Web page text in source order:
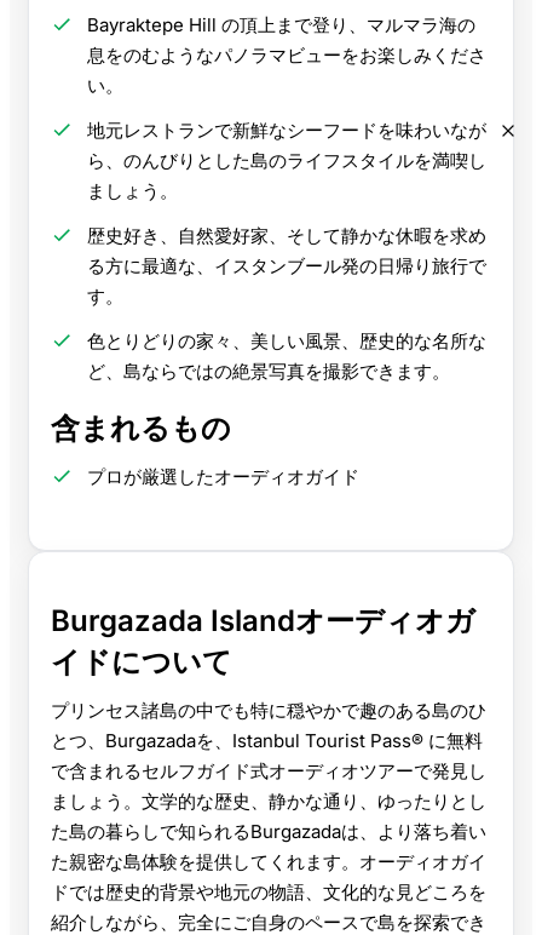
Bayraktepe Hill の頂上まで登り、マルマラ海の
息をのむようなパノラマビューをお楽しみくださ
い。
地元レストランで新鮮なシーフードを味わいなが
ら、のんびりとした島のライフスタイルを満喫し
ましょう。
歴史好き、自然愛好家、そして静かな休暇を求め
る方に最適な、イスタンブール発の日帰り旅行で
す。
色とりどりの家々、美しい風景、歴史的な名所な
ど、島ならではの絶景写真を撮影できます。
含まれるもの
プロが厳選したオーディオガイド
Burgazada Islandオーディオガ
イドについて
プリンセス諸島の中でも特に穏やかで趣のある島のひ
とつ、Burgazadaを、Istanbul Tourist Pass® に無料
で含まれるセルフガイド式オーディオツアーで発見し
ましょう。文学的な歴史、静かな通り、ゆったりとし
た島の暮らしで知られるBurgazadaは、より落ち着い
た親密な島体験を提供してくれます。オーディオガイ
ドでは歴史的背景や地元の物語、文化的な見どころを
紹介しながら、完全にご自身のペースで島を探索でき